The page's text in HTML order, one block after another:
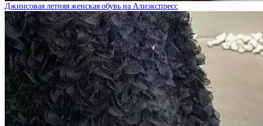
Джинсовая летняя женская обувь на Алиэкспресс